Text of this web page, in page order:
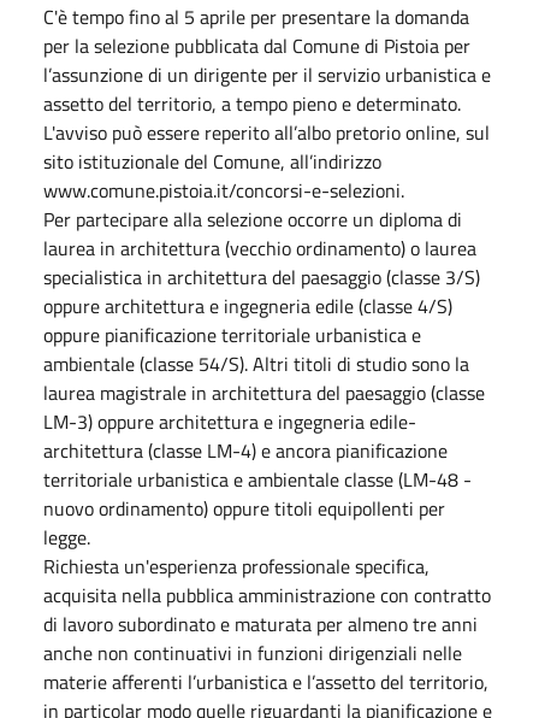
C'è tempo fino al 5 aprile per presentare la domanda
per la selezione pubblicata dal Comune di Pistoia per
l’assunzione di un dirigente per il servizio urbanistica e
assetto del territorio, a tempo pieno e determinato.
L'avviso può essere reperito all’albo pretorio online, sul
sito istituzionale del Comune, all’indirizzo
www.comune.pistoia.it/concorsi-e-selezioni.
Per partecipare alla selezione occorre un diploma di
laurea in architettura (vecchio ordinamento) o laurea
specialistica in architettura del paesaggio (classe 3/S)
oppure architettura e ingegneria edile (classe 4/S)
oppure pianificazione territoriale urbanistica e
ambientale (classe 54/S). Altri titoli di studio sono la
laurea magistrale in architettura del paesaggio (classe
LM-3) oppure architettura e ingegneria edile-
architettura (classe LM-4) e ancora pianificazione
territoriale urbanistica e ambientale classe (LM-48 -
nuovo ordinamento) oppure titoli equipollenti per
legge.
Richiesta un'esperienza professionale specifica,
acquisita nella pubblica amministrazione con contratto
di lavoro subordinato e maturata per almeno tre anni
anche non continuativi in funzioni dirigenziali nelle
materie afferenti l’urbanistica e l’assetto del territorio,
in particolar modo quelle riguardanti la pianificazione e